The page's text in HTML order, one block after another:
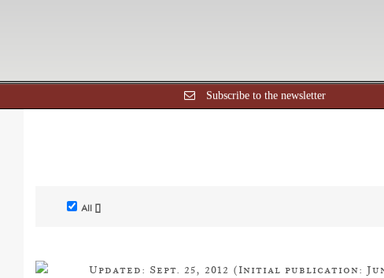
Subscribe to the newsletter
All []
Updated: Sept. 25, 2012 (Initial publication: